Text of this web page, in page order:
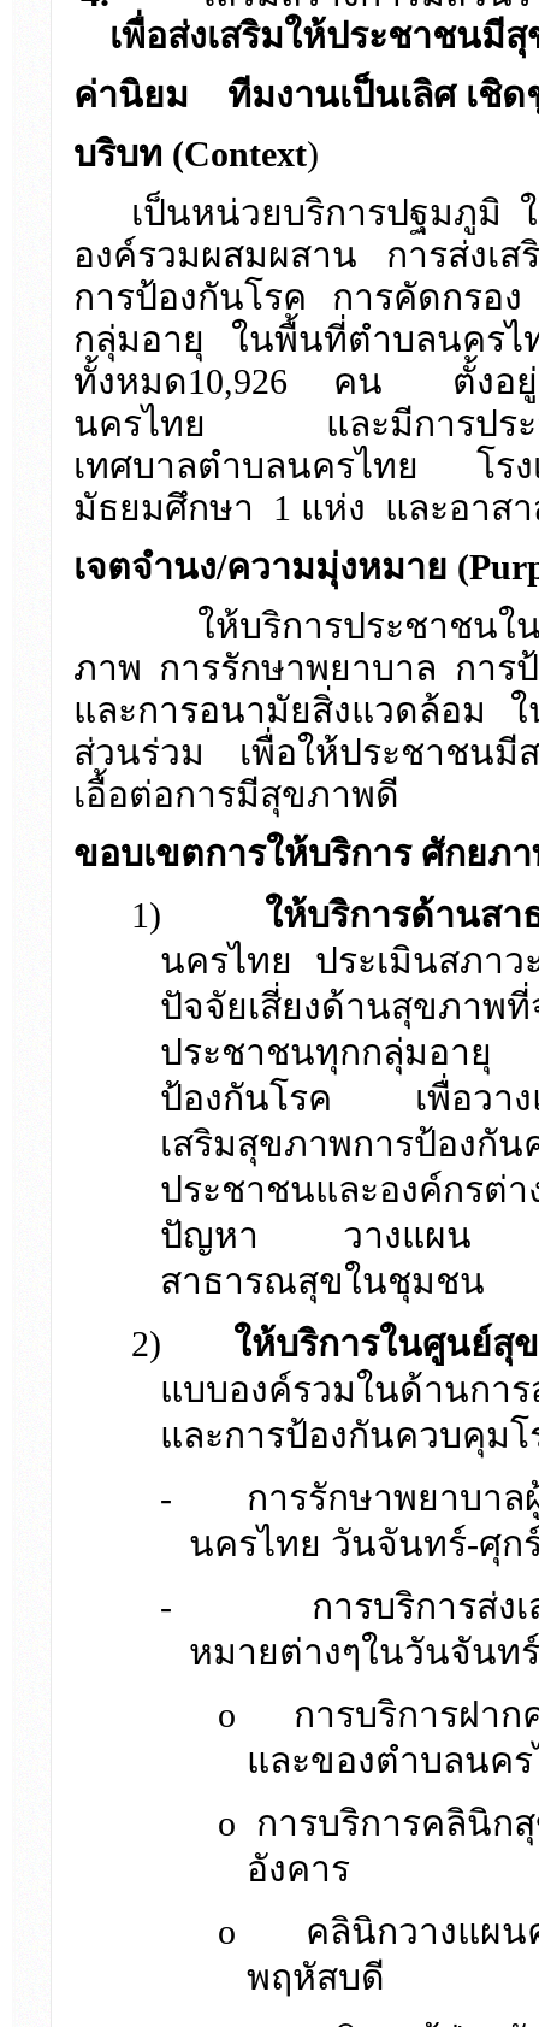
เพื่อส่งเสริมให้ประชาชน
ค่านิยม ทีมงานเป็นเลิศ เชิ
บริบท (Context)
เป็นหน่วยบริการปฐมภูมิ
องค์รวมผสมผสาน การส่งเ
การป้องกันโรค การคัดกรอ
กลุ่มอายุ ในพื้นที่ตำบลนคร
ทั้งหมด10,926 คน
ตั้งอ
นครไทย
และมีการปร
เทศบาลตำบลนครไทย โร
มัธยมศึกษา 1 แห่ง และอาส
เจตจำนง/ความมุ่งหมาย
ให้บริการประชาชนใ
ภาพ การรักษาพยาบาล การ
และการอนามัยสิ่งแวดล้อม
ส่วนร่วม เพื่อให้ประชาชน
เอื้อต่อการมีสุขภาพดี
ขอบเขตการให้บริการ ศักยภ
1)
ให้บริการด้านส
นครไทย ประเมินสภา
ปัจจัยเสี่ยงด้านสุขภาพ
ประชาชนทุกกลุ่มอายุ
ป้องกันโรค เพื่อวางแ
เสริมสุขภาพการป้อง
ประชาชนและองค์กรต่
ปัญหา วางแผน แล
สาธารณสุขในชุมชน
2)
ให้บริการในศูนย์สุ
แบบองค์รวมในด้านก
และการป้องกันควบคุม
-
การรักษาพยาบา
นครไทย วันจันทร์-ศุกร์
-
การบริการส่ง
หมายต่างๆในวันจันทร์
o
การบริการฝา
และของตำบลนค
o การบริการคลินิก
อังคาร
o
คลินิกวางแผ
พฤหัสบดี